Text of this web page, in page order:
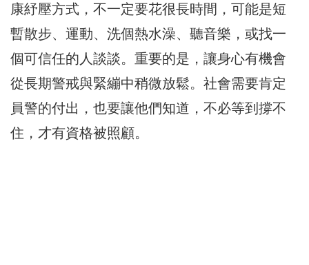
康紓壓方式，不一定要花很長時間，可能是短
暫散步、運動、洗個熱水澡、聽音樂，或找一
個可信任的人談談。重要的是，讓身心有機會
從長期警戒與緊繃中稍微放鬆。社會需要肯定
員警的付出，也要讓他們知道，不必等到撐不
住，才有資格被照顧。